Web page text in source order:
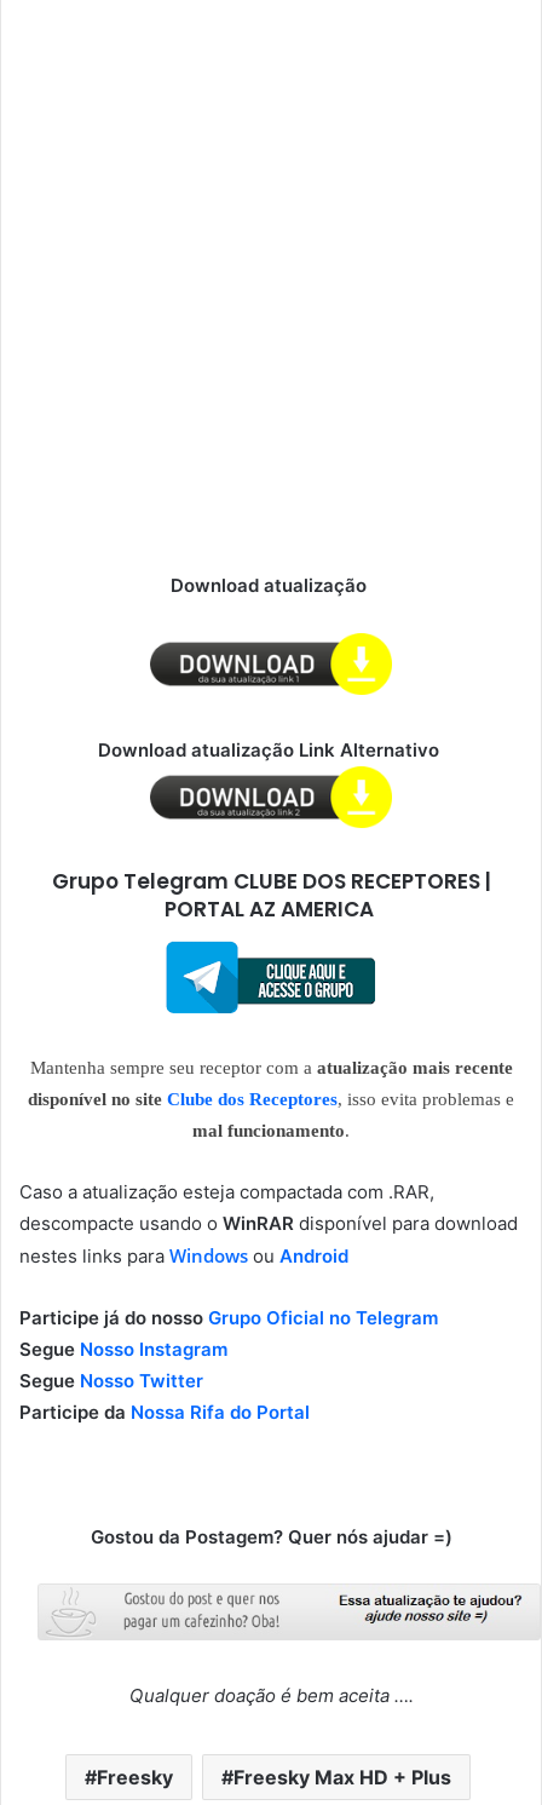
Download atualização
Download atualização Link Alternativo
Grupo Telegram CLUBE DOS RECEPTORES |
PORTAL AZ AMERICA
Mantenha sempre seu receptor com a atualização mais recente
disponível no site Clube dos Receptores, isso evita problemas e
mal funcionamento.
Caso a atualização esteja compactada com .RAR,
descompacte usando o WinRAR disponível para download
nestes links para Windows ou Android
Participe já do nosso Grupo Oficial no Telegram
Segue Nosso Instagram
Segue Nosso Twitter
Participe da Nossa Rifa do Portal
Gostou da Postagem? Quer nós ajudar =)
Qualquer doação é bem aceita ….
Freesky Freesky Max HD + Plus